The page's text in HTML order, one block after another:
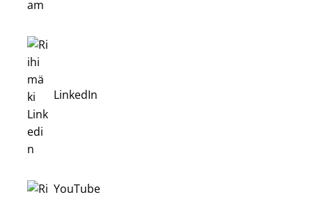
LinkedIn
YouTube